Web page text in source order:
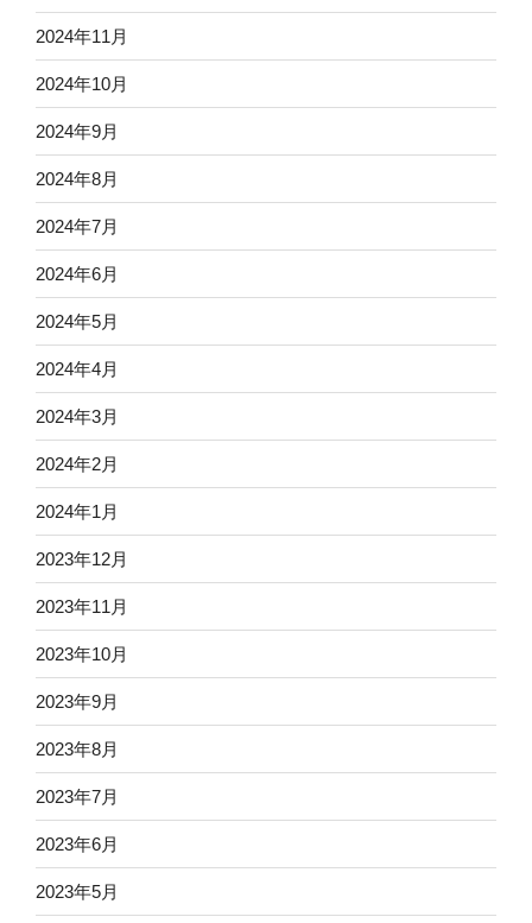
2024年11月
2024年10月
2024年9月
2024年8月
2024年7月
2024年6月
2024年5月
2024年4月
2024年3月
2024年2月
2024年1月
2023年12月
2023年11月
2023年10月
2023年9月
2023年8月
2023年7月
2023年6月
2023年5月